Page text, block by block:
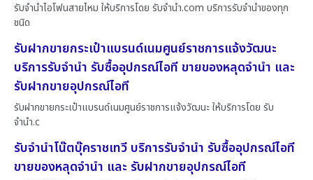
รับจำนำไอโฟนสายไหม ให้บริการโดย รับจํานํา.com บริการรับจำนำของทุก
ชนิด
รับฝากขายกระเป๋าแบรนด์เนมศูนย์ราชการแจ้งวัฒนะ
บริการรับจำนำ รับซื้ออุปกรณ์ไอที ขายของหลุดจำนำ และ
รับฝากขายอุปกรณ์ไอที
รับฝากขายกระเป๋าแบรนด์เนมศูนย์ราชการแจ้งวัฒนะ ให้บริการโดย รับ
จํานํา.c
รับจำนำโน๊ตบุ๊คราชเทวี บริการรับจำนำ รับซื้ออุปกรณ์ไอที
ขายของหลุดจำนำ และ รับฝากขายอุปกรณ์ไอที